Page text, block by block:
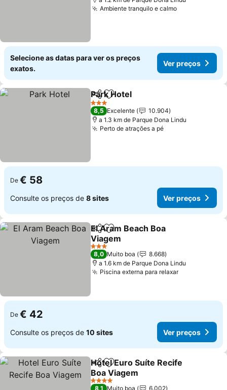
Ambiente tranquilo e calmoVer preços
Selecione as datas para ver os preços
exatos.
Ver preços
PartilharAdicionar aos favoritos
Park Hotel
3 Estrelas
8,5 Excelente
10.904
a 1.3 km de Parque Dona Lindu
Perto de atrações a péVer preços
De € 58
Consulte os preços de 8 sites Ver preços
PartilharAdicionar aos favoritos
El Aram Beach Boa
Viagem
Ver preços
3 Estrelas
8,0 Muito boa
8.668
a 1.6 km de Parque Dona Lindu
Piscina externa para relaxarVer preços
De € 42
Consulte os preços de 10 sites Ver preços
PartilharAdicionar aos favoritos
Hotel Euro Suíte Recife
Boa Viagem
Ver preços
4 Estrelas
8,1 Muito boa
6.002